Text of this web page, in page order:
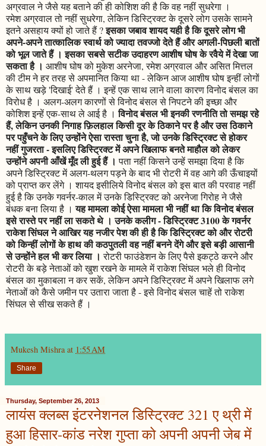
अग्रवाल ने जैसे यह बताने की ही कोशिश की है कि वह नहीं सुधरेगा ।
रमेश अग्रवाल तो नहीं सुधरेगा, लेकिन डिस्ट्रिक्ट के दूसरे लोग उसके सामने
इतने असहाय क्यों हो जाते हैं ?इसका जबाव शायद यही है कि दूसरे लोग भी
अपने-अपने तात्कालिक स्वार्थ को ज्यादा तवज्जो देते हैं और अगली-पिछली बातों
को भूल जाते हैं । इसका सबसे सटीक उदाहरण आशीष घोष के रवैये में देखा जा
सकता है । आशीष घोष को मुकेश अरनेजा, रमेश अग्रवाल और असित मित्तल
की टीम ने हर तरह से अपमानित किया था - लेकिन आज आशीष घोष इन्हीं लोगों
के साथ खड़े 'दिखाई' देते हैं । इन्हें एक साथ लाने वाला कारण विनोद बंसल का
विरोध है । अलग-अलग कारणों से विनोद बंसल से निपटने की इच्छा और
कोशिश इन्हें एक-साथ ले आई है ।विनोद बंसल भी इनकी रणनीति तो समझ रहे
हैं, लेकिन उनकी निगाह फ़िलहाल किसी दूर के ठिकाने पर है और उस ठिकाने
पर पहुँचने के लिए उन्होंने ऐसा रास्ता चुना है, जो उनके डिस्ट्रिक्ट से होकर
नहीं गुजरता - इसलिए डिस्ट्रिक्ट में अपने खिलाफ बनते माहौल को लेकर
उन्होंने अपनी आँखें मूँद ली हुई हैं । पता नहीं किसने उन्हें समझा दिया है कि
अपने डिस्ट्रिक्ट में अलग-थलग पड़ने के बाद भी रोटरी में वह आगे की ऊँचाइयों
को प्राप्त कर लेंगे । शायद इसीलिये विनोद बंसल को इस बात की परवाह नहीं
हुई है कि उनके गवर्नर-काल में उनके डिस्ट्रिक्ट को अरनेजा गिरोह ने जैसे
बंधक बना लिया है ।यह मामला कोई ऐसा मामला भी नहीं था कि विनोद बंसल
इसे रास्ते पर नहीं ला सकते थे । उनके कलीग - डिस्ट्रिक्ट 3100 के गवर्नर
राकेश सिंघल ने आखिर यह नजीर पेश की ही है कि डिस्ट्रिक्ट को और रोटरी
को किन्हीं लोगों के हाथ की कठपुतली वह नहीं बनने देंगे और इसे बड़ी आसानी
से उन्होंने हल भी कर लिया । रोटरी फाउंडेशन के लिए पैसे इकट्ठे करने और
रोटरी के बड़े नेताओं को खुश रखने के मामले में राकेश सिंघल भले ही विनोद
बंसल का मुकाबला न कर सकें, लेकिन अपने डिस्ट्रिक्ट में अपने खिलाफ लगे
नेताओं को कैसे जमीन पर उतारा जाता है - इसे विनोद बंसल चाहें तो राकेश
सिंघल से सीख सकते हैं ।
Mukesh Mishra at 1:55 AM
Share
Thursday, September 26, 2013
लायंस क्लब्स इंटरनेशनल डिस्ट्रिक्ट 321 ए थ्री में
हुआ हिसार-कांड नरेश गुप्ता को अपनी अपनी जेब में